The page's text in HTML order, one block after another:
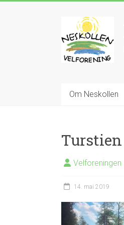
Om Neskollen
Turstien
Velforeningen
14. mai 2019